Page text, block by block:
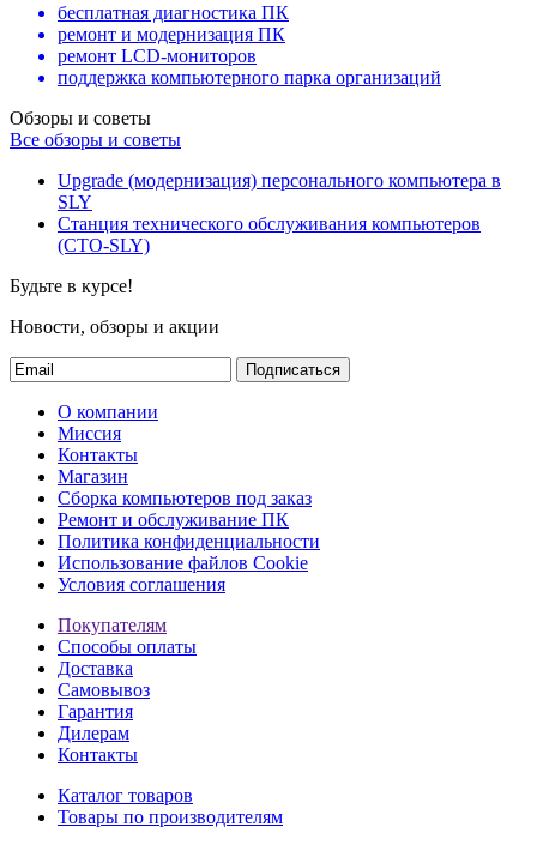
бесплатная диагностика ПК
ремонт и модернизация ПК
ремонт LCD-мониторов
поддержка компьютерного парка организаций
Обзоры и советы
Все обзоры и советы
Upgrade (модернизация) персонального компьютера в
SLY
Станция технического обслуживания компьютеров
(СТО-SLY)
Будьте в курсе!
Новости, обзоры и акции
Подписаться
О компании
Миссия
Контакты
Магазин
Сборка компьютеров под заказ
Ремонт и обслуживание ПК
Политика конфиденциальности
Использование файлов Cookie
Условия соглашения
Покупателям
Способы оплаты
Доставка
Самовывоз
Гарантия
Дилерам
Контакты
Каталог товаров
Товары по производителям